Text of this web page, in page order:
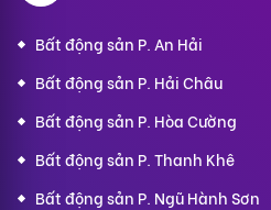
Bất động sản P. An Hải
Bất động sản P. Hải Châu
Bất động sản P. Hòa Cường
Bất động sản P. Thanh Khê
Bất động sản P. Ngũ Hành Sơn